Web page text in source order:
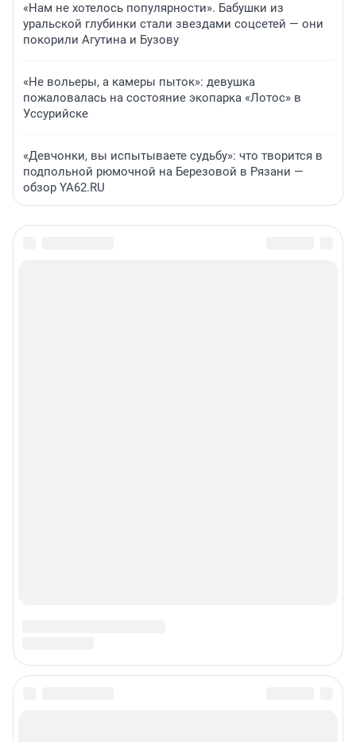
«Нам не хотелось популярности». Бабушки из
уральской глубинки стали звездами соцсетей — они
покорили Агутина и Бузову
«Не вольеры, а камеры пыток»: девушка
пожаловалась на состояние экопарка «Лотос» в
Уссурийске
«Девчонки, вы испытываете судьбу»: что творится в
подпольной рюмочной на Березовой в Рязани —
обзор YA62.RU